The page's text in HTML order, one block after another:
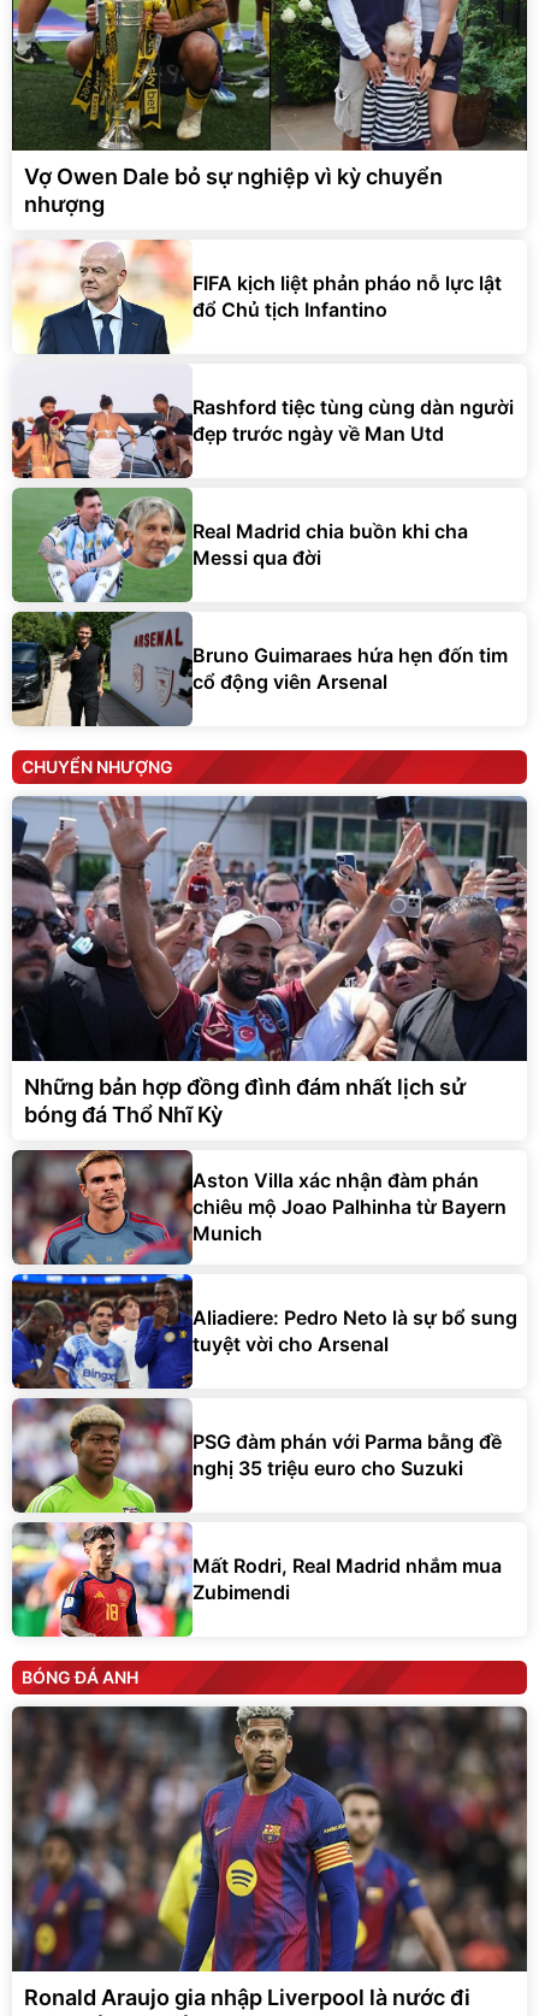
Vợ Owen Dale bỏ sự nghiệp vì kỳ chuyển
nhượng
FIFA kịch liệt phản pháo nỗ lực lật
đổ Chủ tịch Infantino
Rashford tiệc tùng cùng dàn người
đẹp trước ngày về Man Utd
Real Madrid chia buồn khi cha
Messi qua đời
Bruno Guimaraes hứa hẹn đốn tim
cổ động viên Arsenal
CHUYỂN NHƯỢNG
Những bản hợp đồng đình đám nhất lịch sử
bóng đá Thổ Nhĩ Kỳ
Aston Villa xác nhận đàm phán
chiêu mộ Joao Palhinha từ Bayern
Munich
Aliadiere: Pedro Neto là sự bổ sung
tuyệt vời cho Arsenal
PSG đàm phán với Parma bằng đề
nghị 35 triệu euro cho Suzuki
Mất Rodri, Real Madrid nhắm mua
Zubimendi
BÓNG ĐÁ ANH
Ronald Araujo gia nhập Liverpool là nước đi